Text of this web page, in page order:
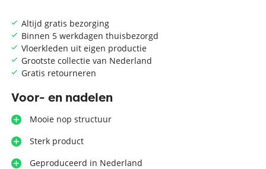
Altijd gratis bezorging
Binnen 5 werkdagen thuisbezorgd
Vloerkleden uit eigen productie
Grootste collectie van Nederland
Gratis retourneren
Voor- en nadelen
Mooie nop structuur
Sterk product
Geproduceerd in Nederland